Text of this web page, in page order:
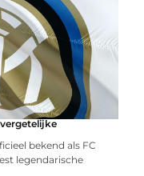
bekend als FC
legendarische